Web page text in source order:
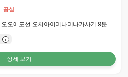
공실
오오에도선 오치아이미나미나가사키 9분
상세 보기